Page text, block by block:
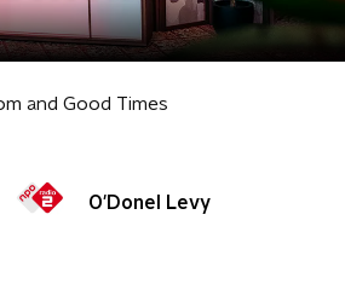
and Good Times
O'Donel Levy